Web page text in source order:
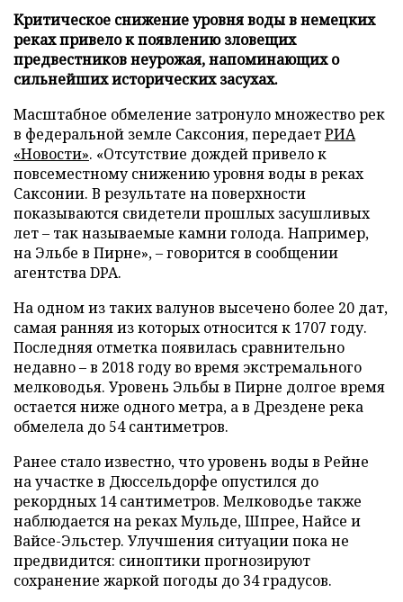
Критическое снижение уровня воды в немецких
реках привело к появлению зловещих
предвестников неурожая, напоминающих о
сильнейших исторических засухах.
Масштабное обмеление затронуло множество рек
в федеральной земле Саксония, передаетРИА
«Новости». «Отсутствие дождей привело к
повсеместному снижению уровня воды в реках
Саксонии. В результате на поверхности
показываются свидетели прошлых засушливых
лет – так называемые камни голода. Например,
на Эльбе в Пирне», – говорится в сообщении
агентства DPA.
На одном из таких валунов высечено более 20 дат,
самая ранняя из которых относится к 1707 году.
Последняя отметка появилась сравнительно
недавно – в 2018 году во время экстремального
мелководья. Уровень Эльбы в Пирне долгое время
остается ниже одного метра, а в Дрездене река
обмелела до 54 сантиметров.
Ранее стало известно, что уровень воды в Рейне
на участке в Дюссельдорфе опустился до
рекордных 14 сантиметров. Мелководье также
наблюдается на реках Мульде, Шпрее, Найсе и
Вайсе-Эльстер. Улучшения ситуации пока не
предвидится: синоптики прогнозируют
сохранение жаркой погоды до 34 градусов.